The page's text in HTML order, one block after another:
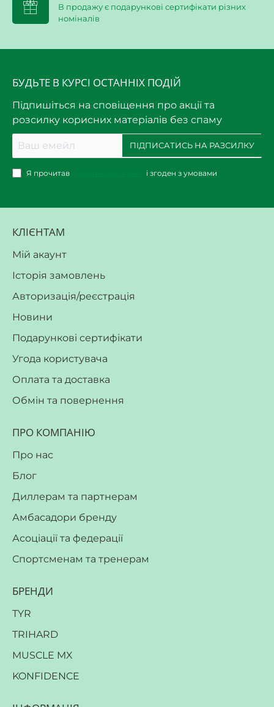
В продажу є подарункові сертифікати різних
номіналів
БУДЬТЕ В КУРСІ ОСТАННІХ ПОДІЙ
Підпишіться на сповіщення про акції та
розсилку корисних матеріалів без спаму
емейл
ПІДПИСАТИСЬ НА РАЗСИЛКУ
Я прочитав і згоден з умовами
КЛІЄНТАМ
Мій акаунт
Історія замовлень
Авторизація/реєстрація
Новини
Подарункові сертифікати
Угода користувача
Оплата та доставка
Обмін та повернення
ПРО КОМПАНІЮ
Про нас
Блог
Диллерам та партнерам
Амбасадори бренду
Асоціації та федерації
Спортсменам та тренерам
БРЕНДИ
TYR
TRIHARD
MUSCLE MX
KONFIDENCE